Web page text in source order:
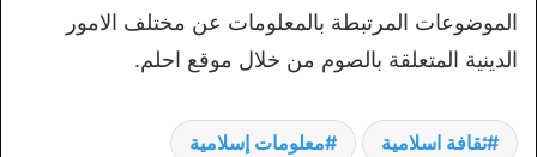
الموضوعات المرتبطة بالمعلومات عن مختلف الامور
الدينية المتعلقة بالصوم من خلال موقع احلم.
ثقافة اسلامية معلومات إسلامية